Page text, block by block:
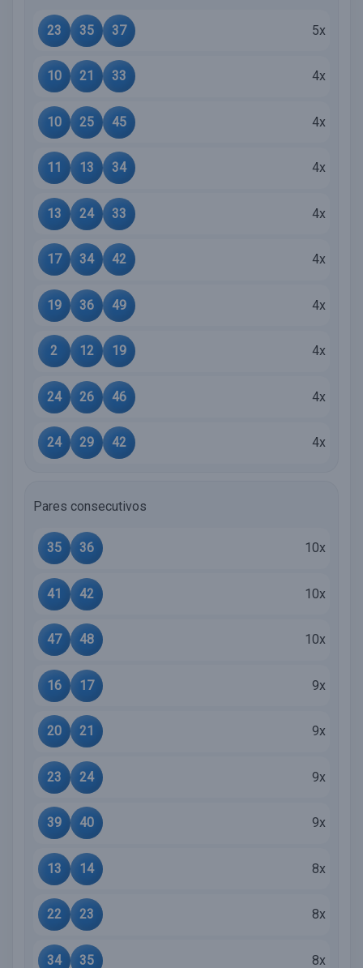
23 35 37 5x
10 21 33 4x
10 25 45 4x
11 13 34 4x
13 24 33 4x
17 34 42 4x
19 36 49 4x
2 12 19 4x
24 26 46 4x
24 29 42 4x
Pares consecutivos
35 36 10x
41 42 10x
47 48 10x
16 17 9x
20 21 9x
23 24 9x
39 40 9x
13 14 8x
22 23 8x
34 35 8x